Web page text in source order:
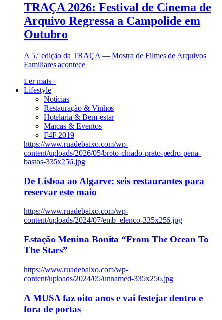
TRAÇA 2026: Festival de Cinema de
Arquivo Regressa a Campolide em
Outubro
A 5.ª edição da TRAÇA — Mostra de Filmes de Arquivos
Familiares acontece
Ler mais+
Lifestyle
Notícias
Restauração & Vinhos
Hotelaria & Bem-estar
Marcas & Eventos
F4F 2019
https://www.ruadebaixo.com/wp-
content/uploads/2026/05/broto-chiado-prato-pedro-pena-
bastos-335x256.jpg
De Lisboa ao Algarve: seis restaurantes para
reservar este maio
https://www.ruadebaixo.com/wp-
content/uploads/2024/07/emb_elenco-335x256.jpg
Estação Menina Bonita “From The Ocean To
The Stars”
https://www.ruadebaixo.com/wp-
content/uploads/2024/05/unnamed-335x256.jpg
A MUSA faz oito anos e vai festejar dentro e
fora de portas